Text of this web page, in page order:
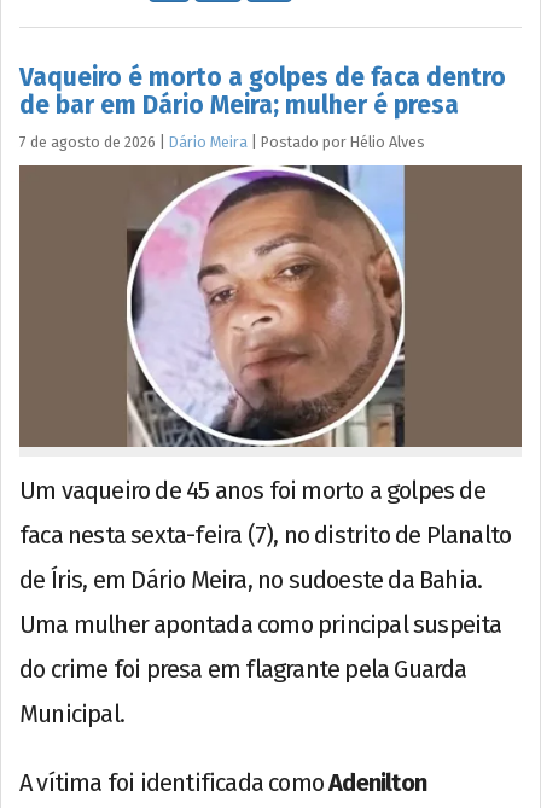
Vaqueiro é morto a golpes de faca dentro
de bar em Dário Meira; mulher é presa
7 de agosto de 2026 Dário Meira Postado por Hélio Alves
Um vaqueiro de 45 anos foi morto a golpes de
faca nesta sexta-feira (7), no distrito de Planalto
de Íris, em Dário Meira, no sudoeste da Bahia.
Uma mulher apontada como principal suspeita
do crime foi presa em flagrante pela Guarda
Municipal.
A vítima foi identificada comoAdenilton